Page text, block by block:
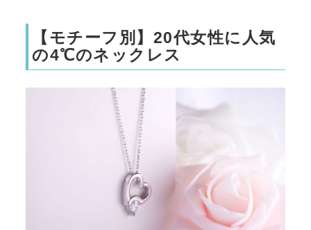
【モチーフ別】20代女性に人気
の4℃のネックレス